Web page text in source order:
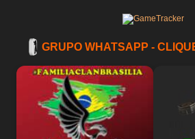
GRUPO WHATSAPP -